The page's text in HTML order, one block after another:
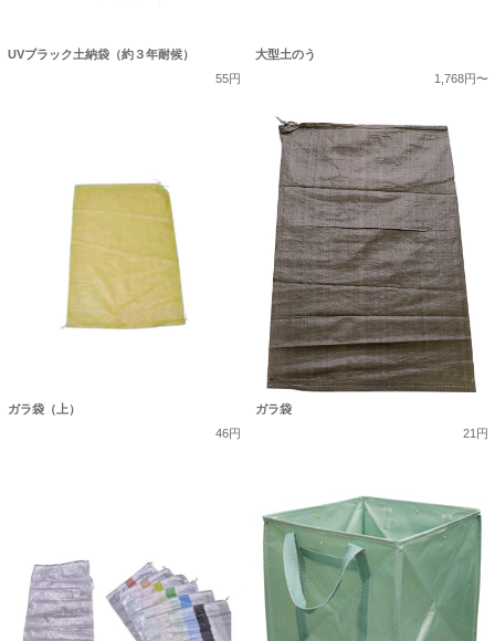
UVブラック土納袋（約３年耐候）
55円
大型土のう
1,768円〜
ガラ袋（上）
46円
ガラ袋
21円